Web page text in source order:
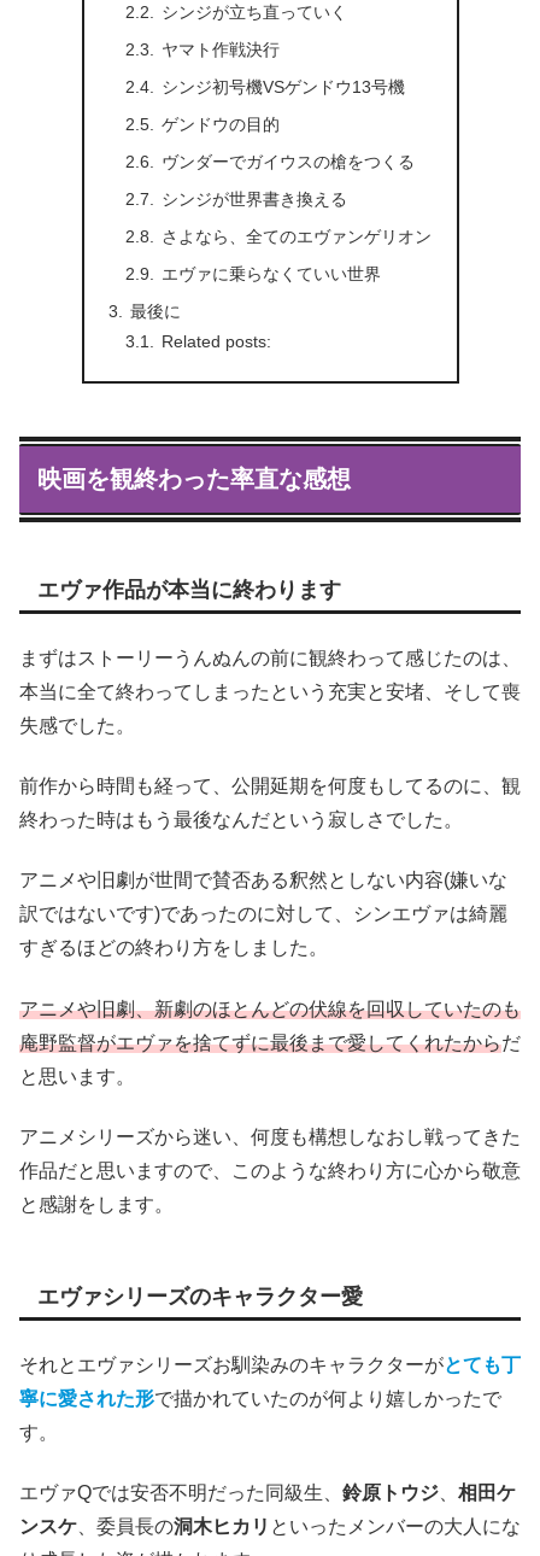
シンジが立ち直っていく
ヤマト作戦決行
シンジ初号機VSゲンドウ13号機
ゲンドウの目的
ヴンダーでガイウスの槍をつくる
シンジが世界書き換える
さよなら、全てのエヴァンゲリオン
エヴァに乗らなくていい世界
最後に
Related posts:
映画を観終わった率直な感想
エヴァ作品が本当に終わります
まずはストーリーうんぬんの前に観終わって感じたのは、
本当に全て終わってしまったという充実と安堵、そして喪
失感でした。
前作から時間も経って、公開延期を何度もしてるのに、観
終わった時はもう最後なんだという寂しさでした。
アニメや旧劇が世間で賛否ある釈然としない内容(嫌いな
訳ではないです)であったのに対して、シンエヴァは綺麗
すぎるほどの終わり方をしました。
アニメや旧劇、新劇のほとんどの伏線を回収していたのも
庵野監督がエヴァを捨てずに最後まで愛してくれたからだ
と思います。
アニメシリーズから迷い、何度も構想しなおし戦ってきた
作品だと思いますので、このような終わり方に心から敬意
と感謝をします。
エヴァシリーズのキャラクター愛
それとエヴァシリーズお馴染みのキャラクターがとても丁
寧に愛された形で描かれていたのが何より嬉しかったで
す。
エヴァQでは安否不明だった同級生、 鈴原トウジ
相田ケ
ンスケ 、委員長の洞木ヒカリ といったメンバーの大人にな